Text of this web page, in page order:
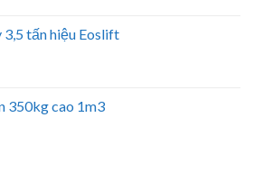
3,5 tấn hiệu Eoslift
350kg cao 1m3